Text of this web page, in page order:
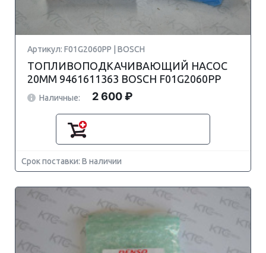
Артикул: F01G2060PP | BOSCH
ТОПЛИВОПОДКАЧИВАЮЩИЙ НАСОС
20MM 9461611363 BOSCH F01G2060PP
Наличные: 2 600 ₽
Срок поставки: В наличии